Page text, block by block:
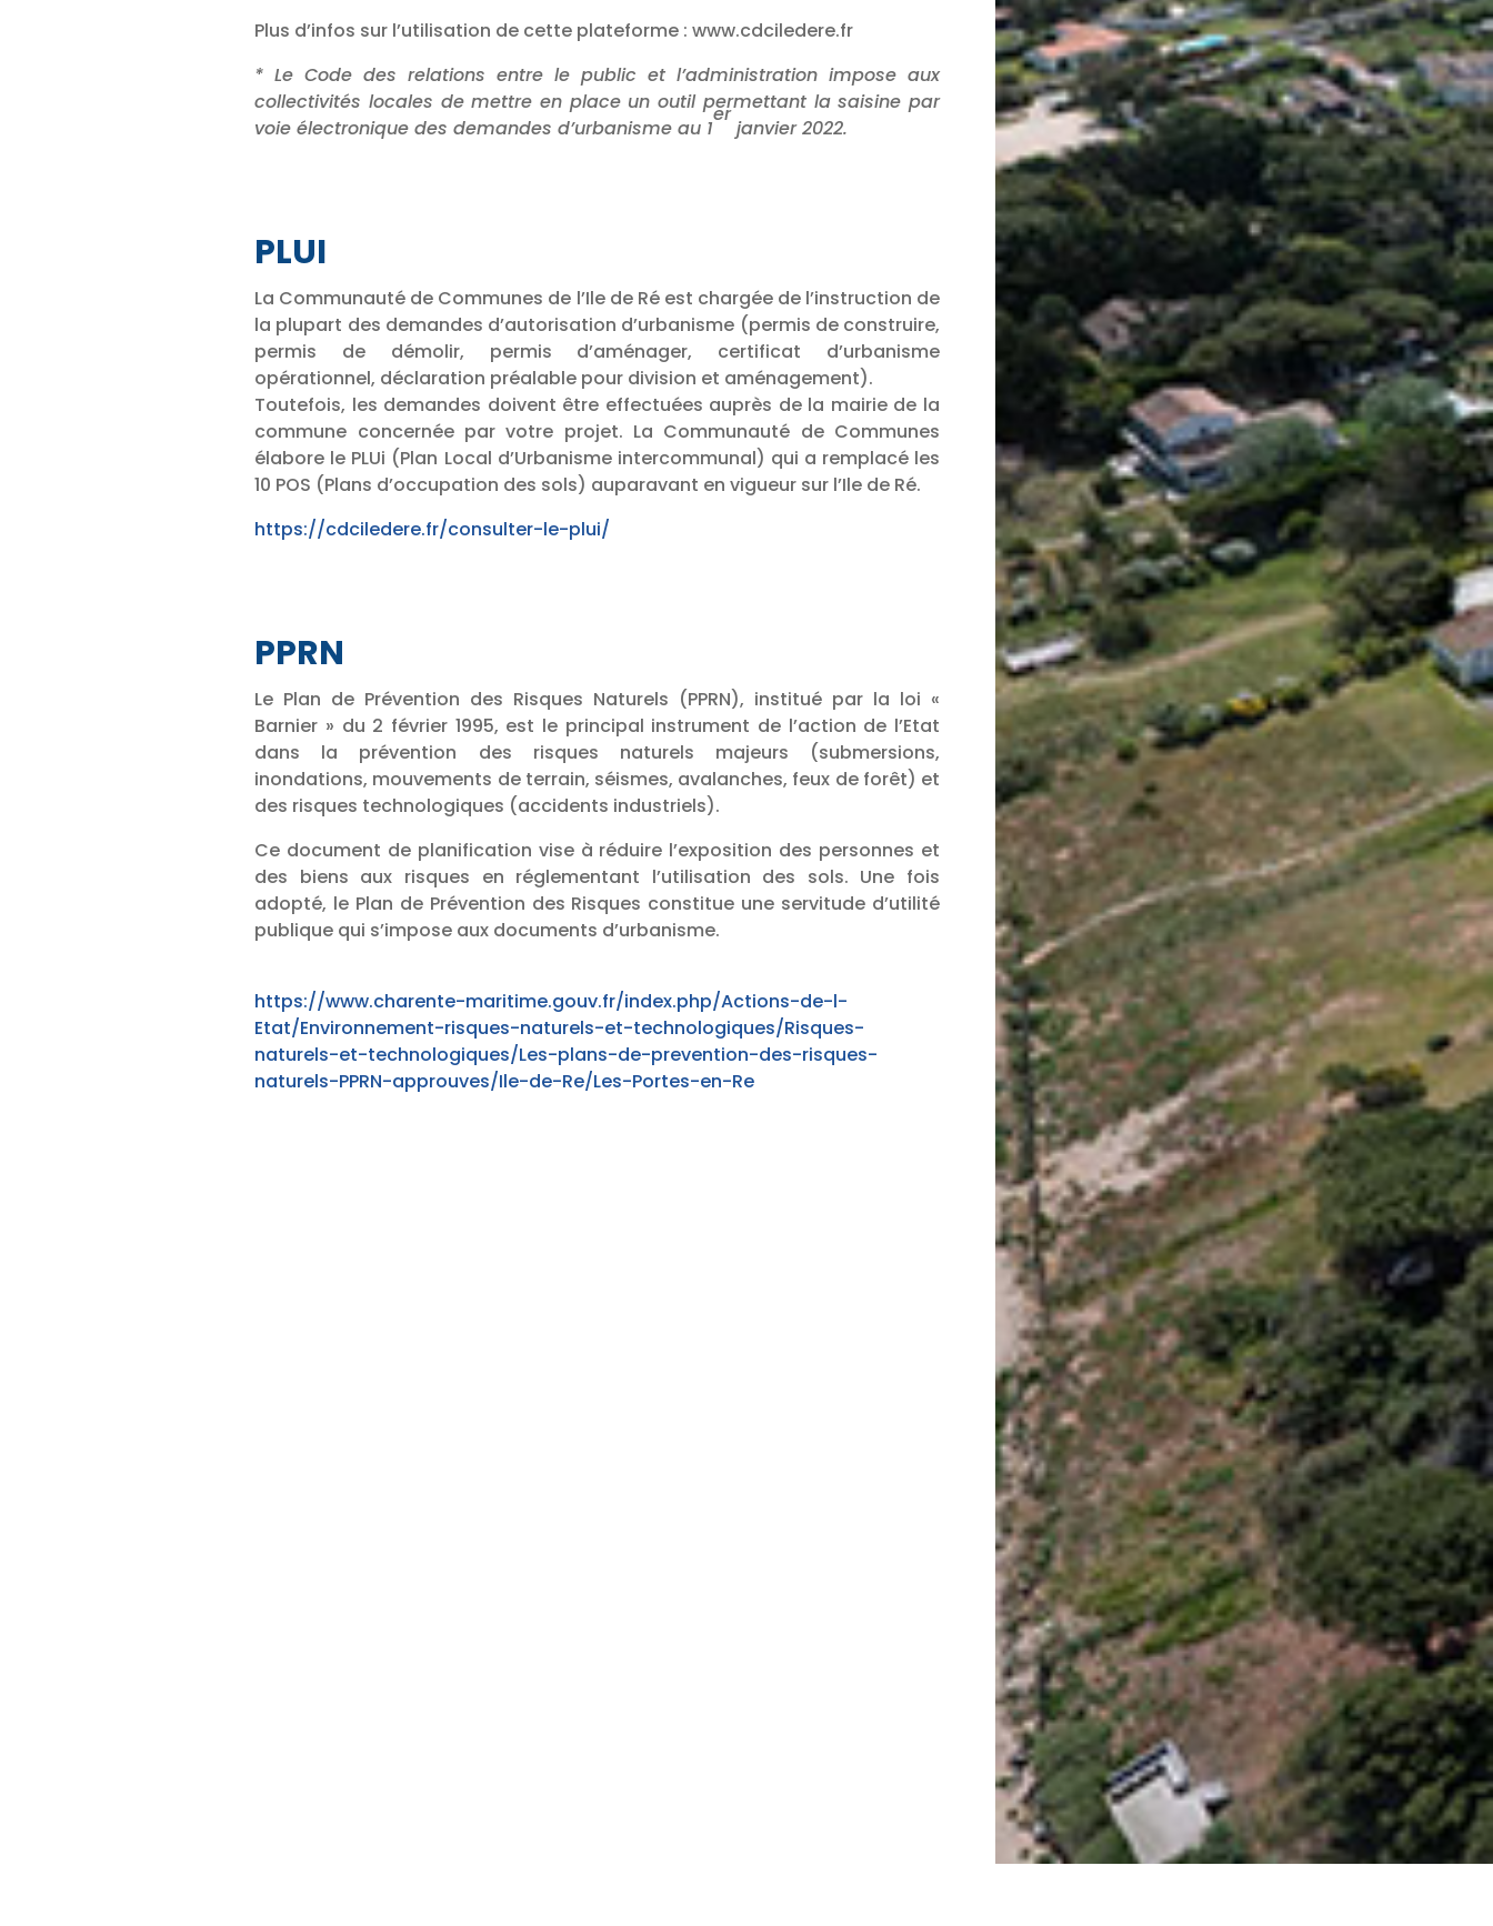
Plus d’infos sur l’utilisation de cette plateforme : www.cdciledere.fr
* Le Code des relations entre le public et l’administration impose aux
collectivités locales de mettre en place un outil permettant la saisine par
voie électronique des demandes d’urbanisme au 1
er
janvier 2022.
PLUI
La Communauté de Communes de l’Ile de Ré est chargée de l’instruction de
la plupart des demandes d’autorisation d’urbanisme (permis de construire,
permis de démolir, permis d’aménager, certificat d’urbanisme
opérationnel, déclaration préalable pour division et aménagement).
Toutefois, les demandes doivent être effectuées auprès de la mairie de la
commune concernée par votre projet. La Communauté de Communes
élabore le PLUi (Plan Local d’Urbanisme intercommunal) qui a remplacé les
10 POS (Plans d’occupation des sols) auparavant en vigueur sur l’Ile de Ré.
https://cdciledere.fr/consulter-le-plui/
PPRN
Le Plan de Prévention des Risques Naturels (PPRN), institué par la loi «
Barnier » du 2 février 1995, est le principal instrument de l’action de l’Etat
dans la prévention des risques naturels majeurs (submersions,
inondations, mouvements de terrain, séismes, avalanches, feux de forêt) et
des risques technologiques (accidents industriels).
Ce document de planification vise à réduire l’exposition des personnes et
des biens aux risques en réglementant l’utilisation des sols. Une fois
adopté, le Plan de Prévention des Risques constitue une servitude d’utilité
publique qui s’impose aux documents d’urbanisme.
https://www.charente-maritime.gouv.fr/index.php/Actions-de-l-
Etat/Environnement-risques-naturels-et-technologiques/Risques-
naturels-et-technologiques/Les-plans-de-prevention-des-risques-
naturels-PPRN-approuves/Ile-de-Re/Les-Portes-en-Re